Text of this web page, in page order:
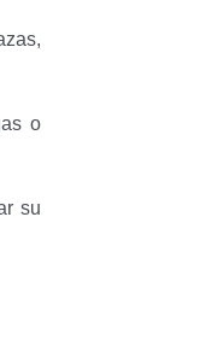
o
su